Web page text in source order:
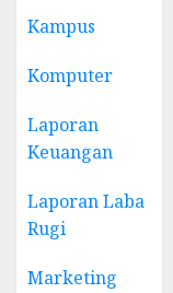
Kampus
Komputer
Laporan
Keuangan
Laporan Laba
Rugi
Marketing